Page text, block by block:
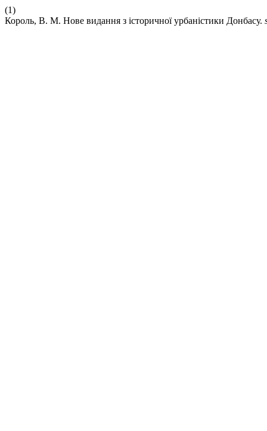
(1)
Король, В. М. Нове видання з історичної урбаністики Донбасу.